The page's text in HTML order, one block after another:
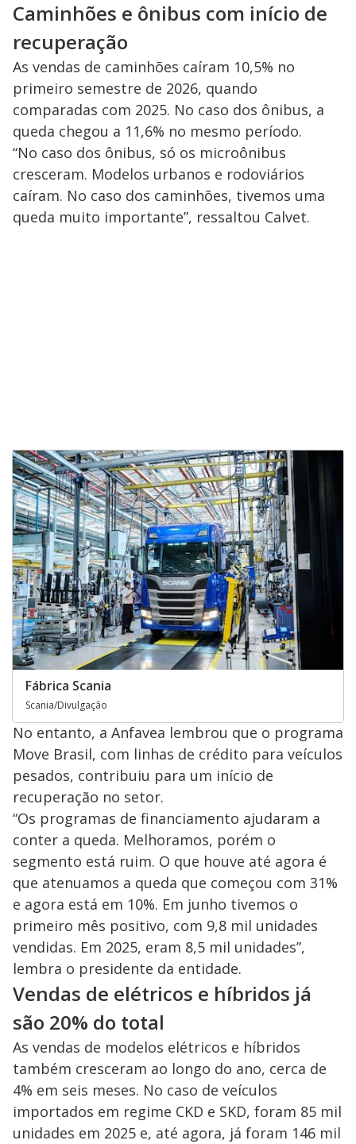
Caminhões e ônibus com início de
recuperação
As vendas de caminhões caíram 10,5% no
primeiro semestre de 2026, quando
comparadas com 2025. No caso dos ônibus, a
queda chegou a 11,6% no mesmo período.
“No caso dos ônibus, só os microônibus
cresceram. Modelos urbanos e rodoviários
caíram. No caso dos caminhões, tivemos uma
queda muito importante”, ressaltou Calvet.
Fábrica Scania
Scania/Divulgação
No entanto, a Anfavea lembrou que o programa
Move Brasil, com linhas de crédito para veículos
pesados, contribuiu para um início de
recuperação no setor.
“Os programas de financiamento ajudaram a
conter a queda. Melhoramos, porém o
segmento está ruim. O que houve até agora é
que atenuamos a queda que começou com 31%
e agora está em 10%. Em junho tivemos o
primeiro mês positivo, com 9,8 mil unidades
vendidas. Em 2025, eram 8,5 mil unidades”,
lembra o presidente da entidade.
Vendas de elétricos e híbridos já
são 20% do total
As vendas de modelos elétricos e híbridos
também cresceram ao longo do ano, cerca de
4% em seis meses. No caso de veículos
importados em regime CKD e SKD, foram 85 mil
unidades em 2025 e, até agora, já foram 146 mil